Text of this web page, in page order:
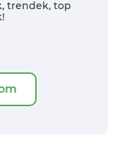
trendek, top